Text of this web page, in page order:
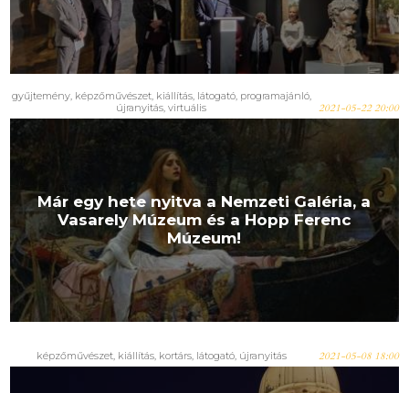
gyűjtemény, képzőművészet, kiállítás, látogató, programajánló,
újranyitás, virtuális 2021-05-22 20:00
Már egy hete nyitva a Nemzeti Galéria, a
Vasarely Múzeum és a Hopp Ferenc
Múzeum!
képzőművészet, kiállítás, kortárs, látogató, újranyitás 2021-05-08 18:00